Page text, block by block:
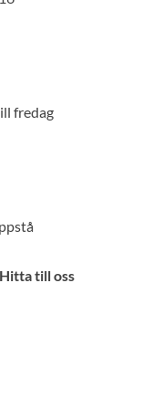
fredag
Hitta till oss